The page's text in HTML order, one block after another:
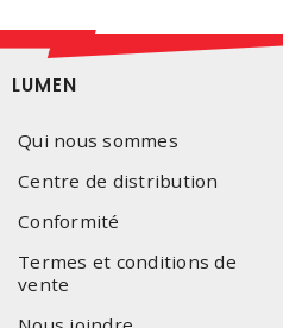
LUMEN
Qui nous sommes
Centre de distribution
Conformité
Termes et conditions de
vente